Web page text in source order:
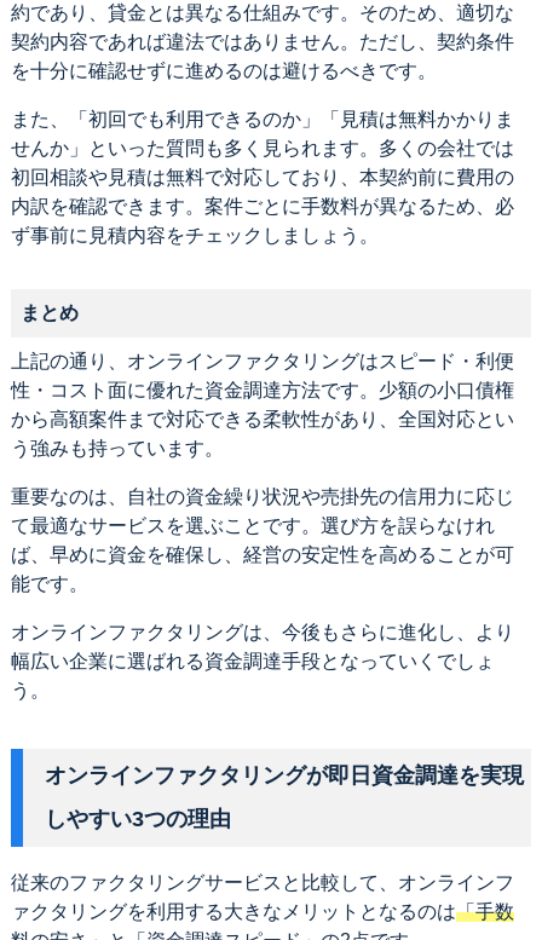
約であり、貸金とは異なる仕組みです。そのため、適切な
契約内容であれば違法ではありません。ただし、契約条件
を十分に確認せずに進めるのは避けるべきです。
また、「初回でも利用できるのか」「見積は無料かかりま
せんか」といった質問も多く見られます。多くの会社では
初回相談や見積は無料で対応しており、本契約前に費用の
内訳を確認できます。案件ごとに手数料が異なるため、必
ず事前に見積内容をチェックしましょう。
まとめ
上記の通り、オンラインファクタリングはスピード・利便
性・コスト面に優れた資金調達方法です。少額の小口債権
から高額案件まで対応できる柔軟性があり、全国対応とい
う強みも持っています。
重要なのは、自社の資金繰り状況や売掛先の信用力に応じ
て最適なサービスを選ぶことです。選び方を誤らなけれ
ば、早めに資金を確保し、経営の安定性を高めることが可
能です。
オンラインファクタリングは、今後もさらに進化し、より
幅広い企業に選ばれる資金調達手段となっていくでしょ
う。
オンラインファクタリングが即日資金調達を実現
しやすい3つの理由
従来のファクタリングサービスと比較して、オンラインフ
ァクタリングを利用する大きなメリットとなるのは「手数